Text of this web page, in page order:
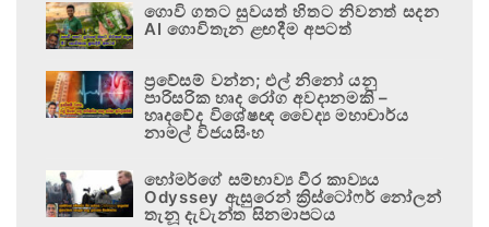
ගොවි ගතට සුවයත් හිතට නිවනත් සදන
AI ගොවිතැන ළඟදීම අපටත්
ප්‍රවේසම් වන්න; එල් නිනෝ යනු
පාරිසරික හෘද රෝග අවදානමකි –
හෘදවේද විශේෂඥ වෛද්‍ය මහාචාර්ය
නාමල් විජයසිංහ
හෝමර්ගේ සම්භාව්‍ය වීර කාව්‍යය
Odyssey ඇසුරෙන් ක්‍රිස්ටෝෆර් නෝලන්
තැනූ දැවැන්ත සිනමාපටය